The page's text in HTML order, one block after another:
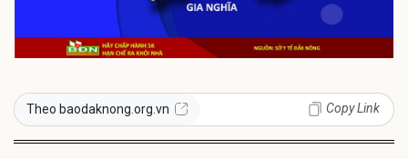
Theo baodaknong.org.vn Copy Link